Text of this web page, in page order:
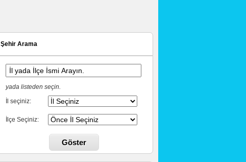
Şehir Arama
yada listeden seçin.
İl seçiniz:
İlçe Seçiniz:
Göster